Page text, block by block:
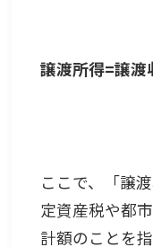
譲渡所得=譲
ここで、「譲
定資産税や都
計額のことを指